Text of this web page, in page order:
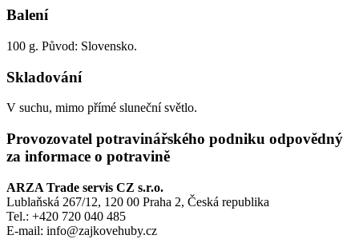
Balení
100 g. Původ: Slovensko.
Skladování
V suchu, mimo přímé sluneční světlo.
Provozovatel potravinářského podniku odpovědný
za informace o potravině
ARZA Trade servis CZ s.r.o.
Lublaňská 267/12, 120 00 Praha 2, Česká republika
Tel.: +420 720 040 485
E-mail: info@zajkovehuby.cz